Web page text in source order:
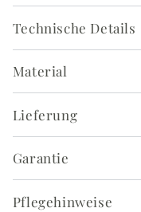
Technische Details
Material
Lieferung
Garantie
Pflegehinweise